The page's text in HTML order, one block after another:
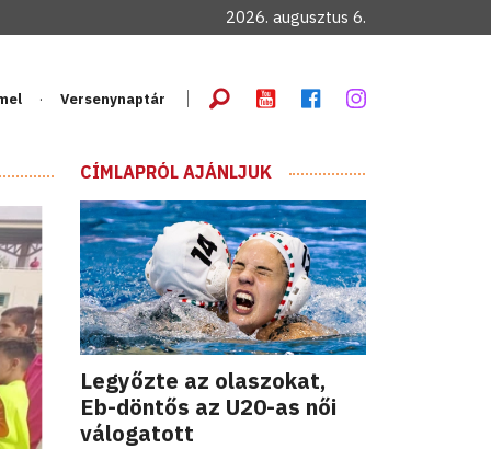
2026. augusztus 6.
Versenynaptár
CÍMLAPRÓL AJÁNLJUK
Legyőzte az olaszokat,
Eb-döntős az U20-as női
válogatott